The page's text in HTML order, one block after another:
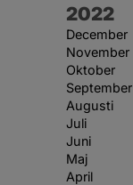
År:
2022
December
November
Oktober
September
Augusti
Juli
Juni
Maj
April